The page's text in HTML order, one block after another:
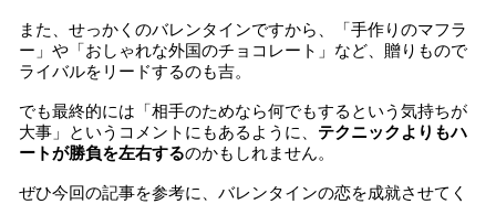
また、せっかくのバレンタインですから、「手作りのマフラ
ー」や「おしゃれな外国のチョコレート」など、贈りもので
ライバルをリードするのも吉。
でも最終的には「相手のためなら何でもするという気持ちが
大事」というコメントにもあるように、 テクニックよりもハ
ートが勝負を左右するのかもしれません。
ぜひ今回の記事を参考に、バレンタインの恋を成就させてく